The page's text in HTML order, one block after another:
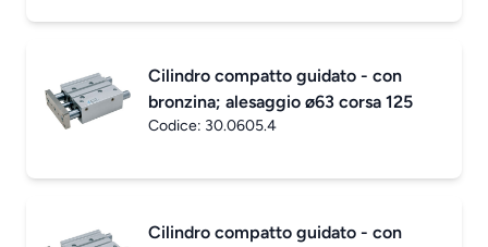
Cilindro compatto guidato - con
bronzina; alesaggio ø63 corsa 125
Codice: 30.0605.4
Cilindro compatto guidato - con